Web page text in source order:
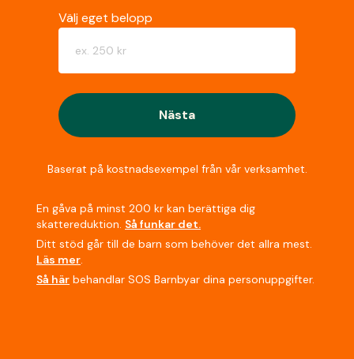
Välj eget belopp
Nästa
Baserat på kostnadsexempel från vår verksamhet.
En gåva på minst 200 kr kan berättiga dig
skattereduktion. Så funkar det.
Ditt stöd går till de barn som behöver det allra mest.
Läs mer.
Så här behandlar SOS Barnbyar dina personuppgifter.